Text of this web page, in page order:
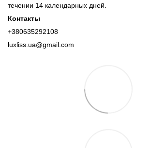
течении 14 календарных дней.
Контакты
+380635292108
luxliss.ua@gmail.com